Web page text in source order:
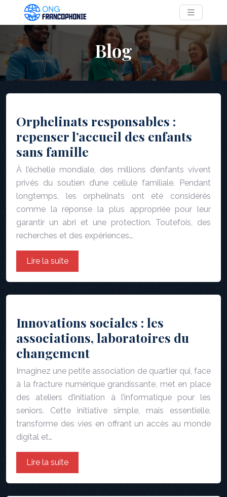
Blog
Orphelinats responsables :
repenser l’accueil des enfants
sans famille
À l’échelle mondiale, des millions d’enfants vivent
privés du soutien d’une cellule familiale. Pendant
longtemps, les orphelinats ont été considérés
comme la réponse la plus appropriée pour leur
garantir un abri et une protection. Toutefois, des
recherches et des expériences…
Lire la suite
Innovations sociales : les
associations, laboratoires du
changement
Imaginez une petite association de quartier qui, face
à la fracture numérique grandissante, met en place
des ateliers d’initiation à l’informatique pour les
seniors. Cette initiative simple, mais essentielle,
transforme des vies en offrant un accès au monde
digital et…
Lire la suite